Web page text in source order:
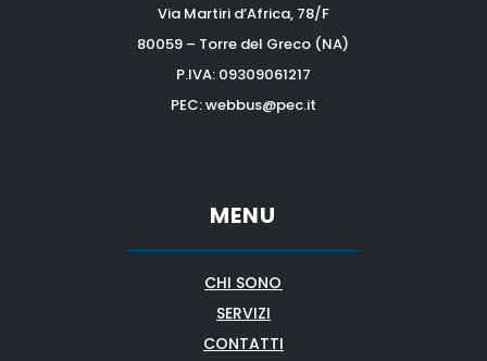
Via Martiri d’Africa, 78/F
80059 – Torre del Greco (NA)
P.IVA: 09309061217
PEC: webbus@pec.it
MENU
CHI SONO
SERVIZI
CONTATTI